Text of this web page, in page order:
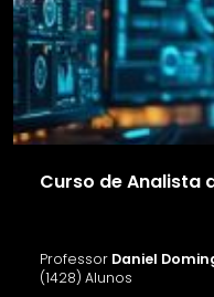
Curso de Analista
Professor Daniel
(1428) Alunos